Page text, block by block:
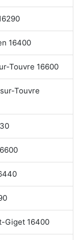
16400
Touvre 16600
Touvre
Giget 16400